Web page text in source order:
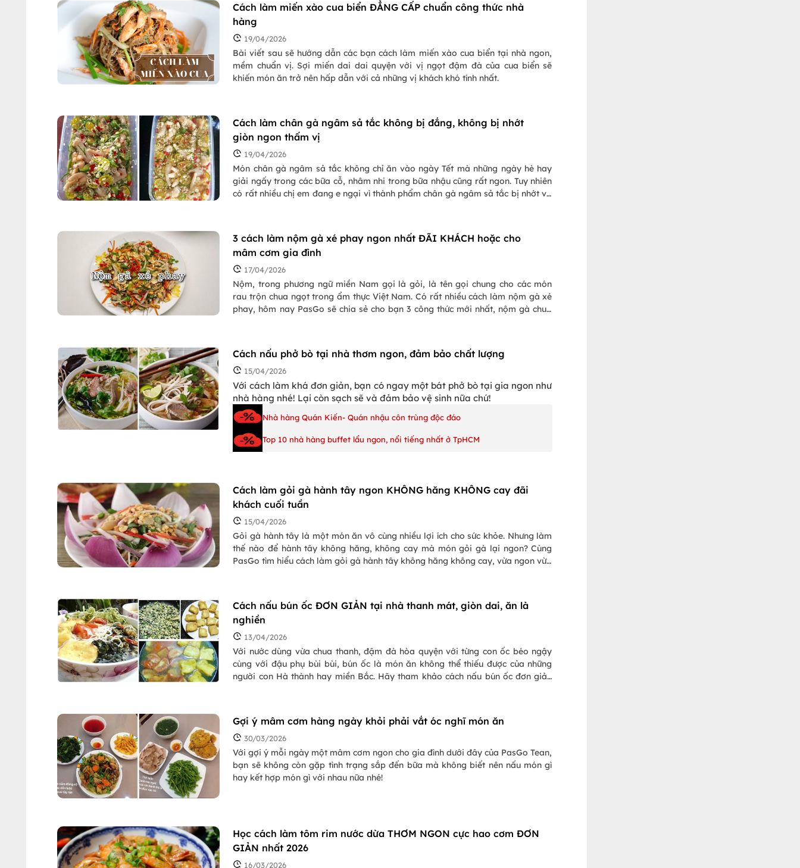
Cách làm miến xào cua biển ĐẲNG CẤP chuẩn công thức nhà
hàng
19/04/2026
Bài viết sau sẽ hướng dẫn các bạn cách làm miến xào cua biển tại nhà ngon,
mềm chuẩn vị. Sợi miến dai dai quyện với vị ngọt đậm đà của cua biển sẽ
khiến món ăn trở nên hấp dẫn với cả những vị khách khó tính nhất.
Cách làm chân gà ngâm sả tắc không bị đắng, không bị nhớt
giòn ngon thấm vị
19/04/2026
Món chân gà ngâm sả tắc không chỉ ăn vào ngày Tết mà những ngày hè hay
giải ngấy trong các bữa cỗ, nhâm nhi trong bữa nhậu cũng rất ngon. Tuy nhiên
có rất nhiều chị em đang e ngại vì thành phẩm chân gà ngâm sả tắc bị nhớt và
3 cách làm nộm gà xé phay ngon nhất ĐÃI KHÁCH hoặc cho
mâm cơm gia đình
17/04/2026
Nộm, trong phương ngữ miền Nam gọi là gỏi, là tên gọi chung cho các món
rau trộn chua ngọt trong ẩm thực Việt Nam. Có rất nhiều cách làm nộm gà xé
phay, hôm nay PasGo sẽ chia sẻ cho bạn 3 công thức mới nhất, nộm gà chua
Cách nấu phở bò tại nhà thơm ngon, đảm bảo chất lượng
15/04/2026
Với cách làm khá đơn giản, bạn có ngay một bát phở bò tại gia ngon như
nhà hàng nhé! Lại còn sạch sẽ và đảm bảo vệ sinh nữa chứ!
Nhà hàng Quán Kiến- Quán nhậu côn trùng độc đáo
Top 10 nhà hàng buffet lẩu ngon, nổi tiếng nhất ở TpHCM
Cách làm gỏi gà hành tây ngon KHÔNG hăng KHÔNG cay đãi
khách cuối tuần
15/04/2026
Gỏi gà hành tây là một món ăn vô cùng nhiều lợi ích cho sức khỏe. Nhưng làm
thế nào để hành tây không hăng, không cay mà món gỏi gà lại ngon? Cùng
PasGo tìm hiểu cách làm gỏi gà hành tây không hăng không cay, vừa ngon vừa
Cách nấu bún ốc ĐƠN GIẢN tại nhà thanh mát, giòn dai, ăn là
nghiền
13/04/2026
Với nước dùng vừa chua thanh, đậm đà hòa quyện với từng con ốc béo ngậy
cùng với đậu phụ bùi bùi, bún ốc là món ăn không thể thiếu được của những
người con Hà thành hay miền Bắc. Hãy tham khảo cách nấu bún ốc đơn giản
Gợi ý mâm cơm hàng ngày khỏi phải vắt óc nghĩ món ăn
30/03/2026
Với gợi ý mỗi ngày một mâm cơm ngon cho gia đình dưới đây của PasGo Tean,
bạn sẽ không còn gặp tình trạng sắp đến bữa mà không biết nên nấu món gì
hay kết hợp món gì với nhau nữa nhé!
Học cách làm tôm rim nước dừa THƠM NGON cực hao cơm ĐƠN
GIẢN nhất 2026
16/03/2026